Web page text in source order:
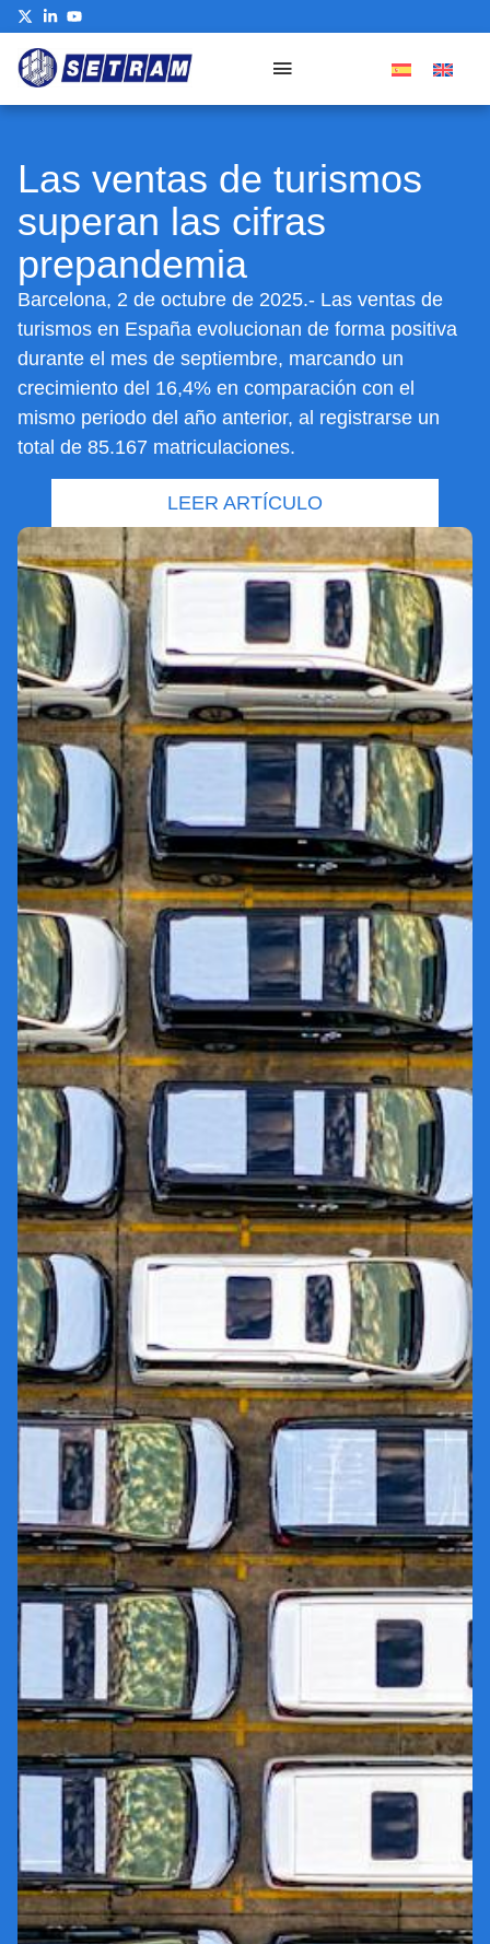
Las ventas de turismos
superan las cifras
prepandemia
Barcelona, 2 de octubre de 2025.- Las ventas de
turismos en España evolucionan de forma positiva
durante el mes de septiembre, marcando un
crecimiento del 16,4% en comparación con el
mismo periodo del año anterior, al registrarse un
total de 85.167 matriculaciones.
LEER ARTÍCULO